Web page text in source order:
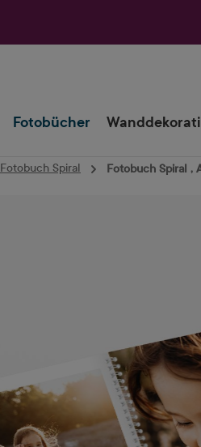
Fotobücher
Fotobuch Spiral Fotobuch Spiral ,